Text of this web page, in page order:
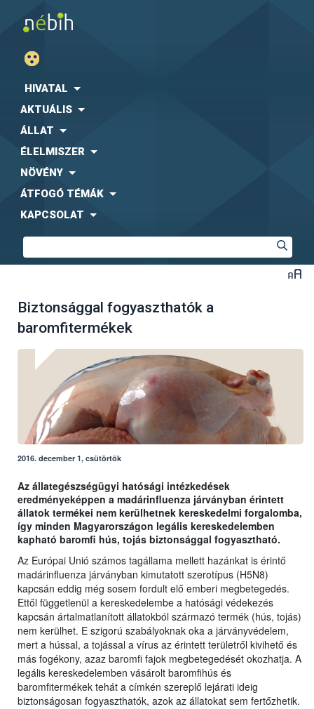
HIVATAL
AKTUÁLIS
ÁLLAT
ÉLELMISZER
NÖVÉNY
ÁTFOGÓ TÉMÁK
KAPCSOLAT
Biztonsággal fogyaszthatók a
baromfitermékek
2016. december 1, csütörtök
Az állategészségügyi hatósági intézkedések
eredményeképpen a madárinfluenza járványban érintett
állatok termékei nem kerülhetnek kereskedelmi forgalomba,
így minden Magyarországon legális kereskedelemben
kapható baromfi hús, tojás biztonsággal fogyasztható.
Az Európai Unió számos tagállama mellett hazánkat is érintő
madárinfluenza járványban kimutatott szerotípus (H5N8)
kapcsán eddig még sosem fordult elő emberi megbetegedés.
Ettől függetlenül a kereskedelembe a hatósági védekezés
kapcsán ártalmatlanított állatokból származó termék (hús, tojás)
nem kerülhet. E szigorú szabályoknak oka a járványvédelem,
mert a hússal, a tojással a vírus az érintett területről kivihető és
más fogékony, azaz baromfi fajok megbetegedését okozhatja. A
legális kereskedelemben vásárolt baromfihús és
baromfitermékek tehát a címkén szereplő lejárati ideig
biztonságosan fogyaszthatók, azok az állatokat sem fertőzhetik.